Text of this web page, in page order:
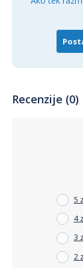
Recenzije (0)
5
4
3
2